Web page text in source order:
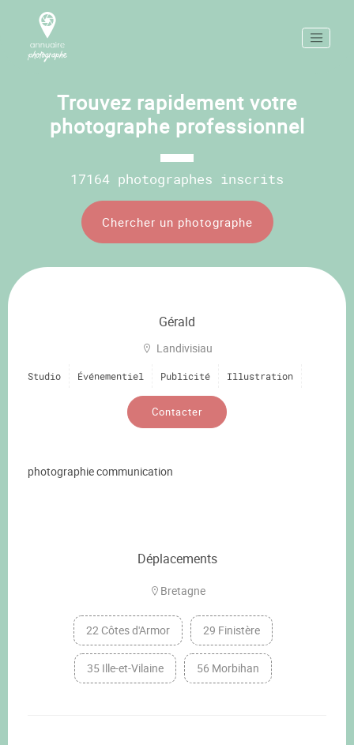
Trouvez rapidement votre
photographe professionnel
17164 photographes inscrits
Chercher un photographe
Gérald
Landivisiau
Studio Événementiel Publicité Illustration
Contacter
photographie communication
Déplacements
Bretagne
22 Côtes d'Armor 29 Finistère
35 Ille-et-Vilaine 56 Morbihan